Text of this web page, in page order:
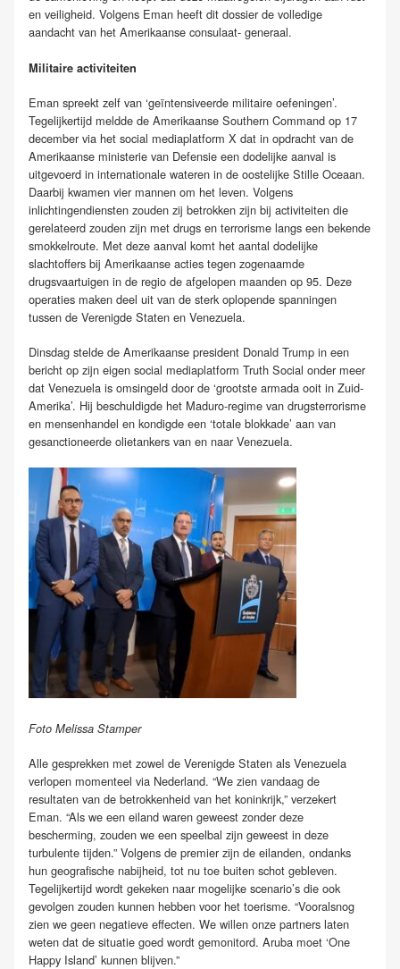
en veiligheid. Volgens Eman heeft dit dossier de volledige
aandacht van het Amerikaanse consulaat- generaal.
Militaire activiteiten
Eman spreekt zelf van ‘geïntensiveerde militaire oefeningen’.
Tegelijkertijd meldde de Amerikaanse Southern Command op 17
december via het social mediaplatform X dat in opdracht van de
Amerikaanse ministerie van Defensie een dodelijke aanval is
uitgevoerd in internationale wateren in de oostelijke Stille Oceaan.
Daarbij kwamen vier mannen om het leven. Volgens
inlichtingendiensten zouden zij betrokken zijn bij activiteiten die
gerelateerd zouden zijn met drugs en terrorisme langs een bekende
smokkelroute. Met deze aanval komt het aantal dodelijke
slachtoffers bij Amerikaanse acties tegen zogenaamde
drugsvaartuigen in de regio de afgelopen maanden op 95. Deze
operaties maken deel uit van de sterk oplopende spanningen
tussen de Verenigde Staten en Venezuela.
Dinsdag stelde de Amerikaanse president Donald Trump in een
bericht op zijn eigen social mediaplatform Truth Social onder meer
dat Venezuela is omsingeld door de ‘grootste armada ooit in Zuid-
Amerika’. Hij beschuldigde het Maduro-regime van drugsterrorisme
en mensenhandel en kondigde een ‘totale blokkade’ aan van
gesanctioneerde olietankers van en naar Venezuela.
Foto Melissa Stamper
Alle gesprekken met zowel de Verenigde Staten als Venezuela
verlopen momenteel via Nederland. “We zien vandaag de
resultaten van de betrokkenheid van het koninkrijk,” verzekert
Eman. “Als we een eiland waren geweest zonder deze
bescherming, zouden we een speelbal zijn geweest in deze
turbulente tijden.” Volgens de premier zijn de eilanden, ondanks
hun geografische nabijheid, tot nu toe buiten schot gebleven.
Tegelijkertijd wordt gekeken naar mogelijke scenario’s die ook
gevolgen zouden kunnen hebben voor het toerisme. “Vooralsnog
zien we geen negatieve effecten. We willen onze partners laten
weten dat de situatie goed wordt gemonitord. Aruba moet ‘One
Happy Island’ kunnen blijven.”